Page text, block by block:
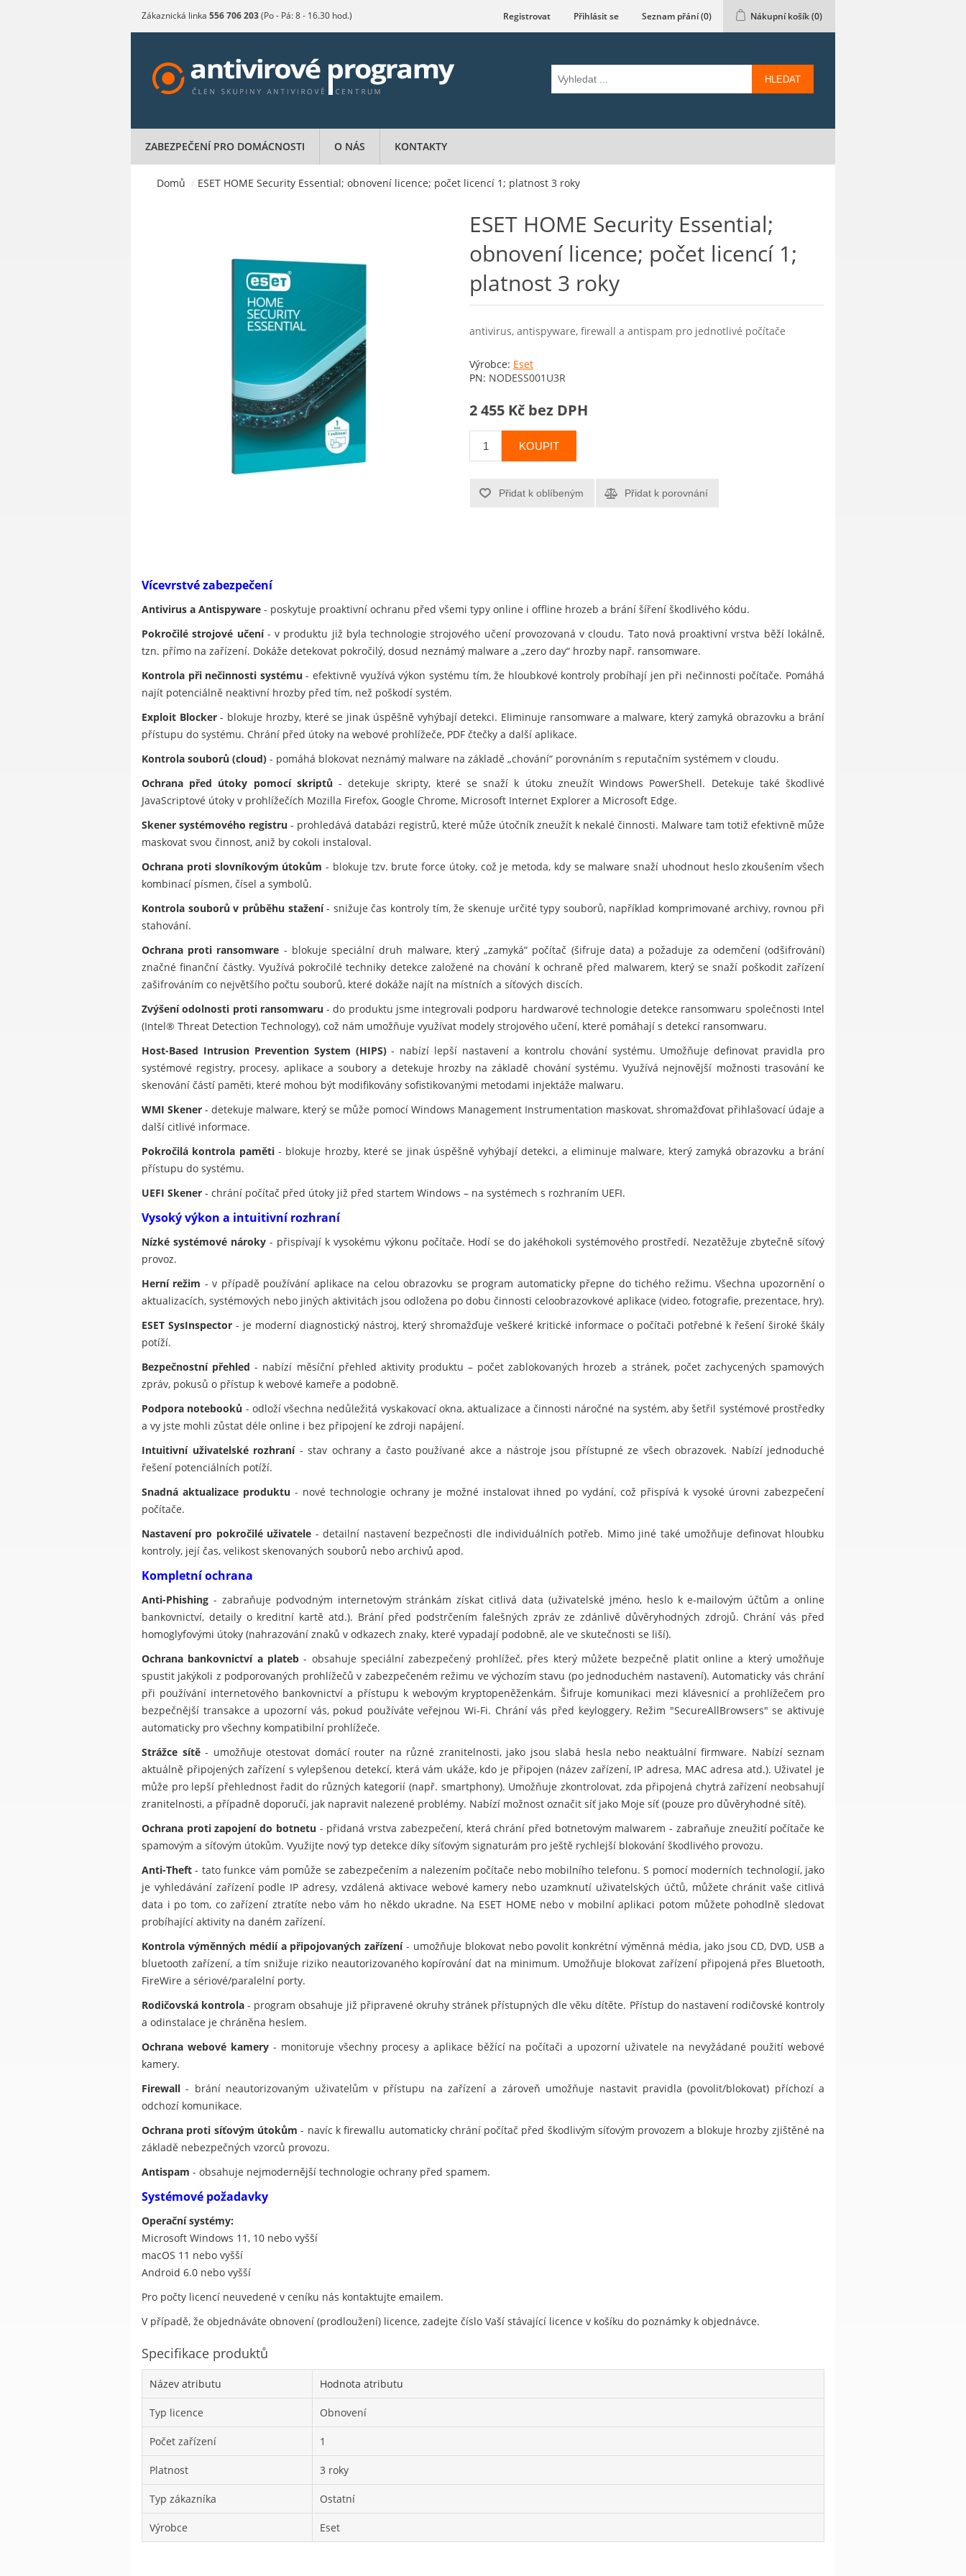
Zákaznická linka 556 706 203(Po - Pá: 8 - 16.30 hod.) Registrovat Přihlásit se Seznam přání(0) Nákupní košík(0)
HLEDAT
ZABEZPEČENÍ PRO DOMÁCNOSTI O NÁS KONTAKTY
Domů / ESET HOME Security Essential; obnovení licence; počet licencí 1; platnost 3 roky
ESET HOME Security Essential;
obnovení licence; počet licencí 1;
platnost 3 roky
antivirus, antispyware, firewall a antispam pro jednotlivé počítače
Výrobce: Eset
PN: NODESS001U3R
2 455 Kč bez DPH
KOUPIT
Přidat k oblíbeným Přidat k porovnání
Vícevrstvé zabezpečení
Antivirus a Antispyware - poskytuje proaktivní ochranu před všemi typy online i offline hrozeb a brání šíření škodlivého kódu.
Pokročilé strojové učení- v produktu již byla technologie strojového učení provozovaná v cloudu. Tato nová proaktivní vrstva běží lokálně,
tzn. přímo na zařízení. Dokáže detekovat pokročilý, dosud neznámý malware a „zero day“ hrozby např. ransomware.
Kontrola při nečinnosti systému - efektivně využívá výkon systému tím, že hloubkové kontroly probíhají jen při nečinnosti počítače. Pomáhá
najít potenciálně neaktivní hrozby před tím, než poškodí systém.
Exploit Blocker- blokuje hrozby, které se jinak úspěšně vyhýbají detekci. Eliminuje ransomware a malware, který zamyká obrazovku a brání
přístupu do systému. Chrání před útoky na webové prohlížeče, PDF čtečky a další aplikace.
Kontrola souborů (cloud) - pomáhá blokovat neznámý malware na základě „chování“ porovnáním s reputačním systémem v cloudu.
Ochrana před útoky pomocí skriptů - detekuje skripty, které se snaží k útoku zneužít Windows PowerShell. Detekuje také škodlivé
JavaScriptové útoky v prohlížečích Mozilla Firefox, Google Chrome, Microsoft Internet Explorer a Microsoft Edge.
Skener systémového registru - prohledává databázi registrů, které může útočník zneužít k nekalé činnosti. Malware tam totiž efektivně může
maskovat svou činnost, aniž by cokoli instaloval.
Ochrana proti slovníkovým útokům - blokuje tzv. brute force útoky, což je metoda, kdy se malware snaží uhodnout heslo zkoušením všech
kombinací písmen, čísel a symbolů.
Kontrola souborů v průběhu stažení- snižuje čas kontroly tím, že skenuje určité typy souborů, například komprimované archivy, rovnou při
stahování.
Ochrana proti ransomware - blokuje speciální druh malware, který „zamyká“ počítač (šifruje data) a požaduje za odemčení (odšifrování)
značné finanční částky. Využívá pokročilé techniky detekce založené na chování k ochraně před malwarem, který se snaží poškodit zařízení
zašifrováním co největšího počtu souborů, které dokáže najít na místních a síťových discích.
Zvýšení odolnosti proti ransomwaru - do produktu jsme integrovali podporu hardwarové technologie detekce ransomwaru společnosti Intel
(Intel® Threat Detection Technology), což nám umožňuje využívat modely strojového učení, které pomáhají s detekcí ransomwaru.
Host-Based Intrusion Prevention System (HIPS)- nabízí lepší nastavení a kontrolu chování systému. Umožňuje definovat pravidla pro
systémové registry, procesy, aplikace a soubory a detekuje hrozby na základě chování systému. Využívá nejnovější možnosti trasování ke
skenování částí paměti, které mohou být modifikovány sofistikovanými metodami injektáže malwaru.
WMI Skener - detekuje malware, který se může pomocí Windows Management Instrumentation maskovat, shromažďovat přihlašovací údaje a
další citlivé informace.
Pokročilá kontrola paměti- blokuje hrozby, které se jinak úspěšně vyhýbají detekci, a eliminuje malware, který zamyká obrazovku a brání
přístupu do systému.
UEFI Skener - chrání počítač před útoky již před startem Windows – na systémech s rozhraním UEFI.
Vysoký výkon a intuitivní rozhraní
Nízké systémové nároky- přispívají k vysokému výkonu počítače. Hodí se do jakéhokoli systémového prostředí. Nezatěžuje zbytečně síťový
provoz.
Herní režim - v případě používání aplikace na celou obrazovku se program automaticky přepne do tichého režimu. Všechna upozornění o
aktualizacích, systémových nebo jiných aktivitách jsou odložena po dobu činnosti celoobrazovkové aplikace (video, fotografie, prezentace, hry).
ESET SysInspector - je moderní diagnostický nástroj, který shromažďuje veškeré kritické informace o počítači potřebné k řešení široké škály
potíží.
Bezpečnostní přehled - nabízí měsíční přehled aktivity produktu – počet zablokovaných hrozeb a stránek, počet zachycených spamových
zpráv, pokusů o přístup k webové kameře a podobně.
Podpora notebooků - odloží všechna nedůležitá vyskakovací okna, aktualizace a činnosti náročné na systém, aby šetřil systémové prostředky
a vy jste mohli zůstat déle online i bez připojení ke zdroji napájení.
Intuitivní uživatelské rozhraní- stav ochrany a často používané akce a nástroje jsou přístupné ze všech obrazovek. Nabízí jednoduché
řešení potenciálních potíží.
Snadná aktualizace produktu - nové technologie ochrany je možné instalovat ihned po vydání, což přispívá k vysoké úrovni zabezpečení
počítače.
Nastavení pro pokročilé uživatele - detailní nastavení bezpečnosti dle individuálních potřeb. Mimo jiné také umožňuje definovat hloubku
kontroly, její čas, velikost skenovaných souborů nebo archivů apod.
Kompletní ochrana
Anti-Phishing - zabraňuje podvodným internetovým stránkám získat citlivá data (uživatelské jméno, heslo k e-mailovým účtům a online
bankovnictví, detaily o kreditní kartě atd.). Brání před podstrčením falešných zpráv ze zdánlivě důvěryhodných zdrojů. Chrání vás před
homoglyfovými útoky (nahrazování znaků v odkazech znaky, které vypadají podobně, ale ve skutečnosti se liší).
Ochrana bankovnictví a plateb - obsahuje speciální zabezpečený prohlížeč, přes který můžete bezpečně platit online a který umožňuje
spustit jakýkoli z podporovaných prohlížečů v zabezpečeném režimu ve výchozím stavu (po jednoduchém nastavení). Automaticky vás chrání
při používání internetového bankovnictví a přístupu k webovým kryptopeněženkám. Šifruje komunikaci mezi klávesnicí a prohlížečem pro
bezpečnější transakce a upozorní vás, pokud používáte veřejnou Wi-Fi. Chrání vás před keyloggery. Režim "SecureAllBrowsers" se aktivuje
automaticky pro všechny kompatibilní prohlížeče.
Strážce sítě- umožňuje otestovat domácí router na různé zranitelnosti, jako jsou slabá hesla nebo neaktuální firmware. Nabízí seznam
aktuálně připojených zařízení s vylepšenou detekcí, která vám ukáže, kdo je připojen (název zařízení, IP adresa, MAC adresa atd.). Uživatel je
může pro lepší přehlednost řadit do různých kategorií (např. smartphony). Umožňuje zkontrolovat, zda připojená chytrá zařízení neobsahují
zranitelnosti, a případně doporučí, jak napravit nalezené problémy. Nabízí možnost označit síť jako Moje síť (pouze pro důvěryhodné sítě).
Ochrana proti zapojení do botnetu - přidaná vrstva zabezpečení, která chrání před botnetovým malwarem - zabraňuje zneužití počítače ke
spamovým a síťovým útokům. Využijte nový typ detekce díky síťovým signaturám pro ještě rychlejší blokování škodlivého provozu.
Anti-Theft - tato funkce vám pomůže se zabezpečením a nalezením počítače nebo mobilního telefonu. S pomocí moderních technologií, jako
je vyhledávání zařízení podle IP adresy, vzdálená aktivace webové kamery nebo uzamknutí uživatelských účtů, můžete chránit vaše citlivá
data i po tom, co zařízení ztratíte nebo vám ho někdo ukradne. Na ESET HOME nebo v mobilní aplikaci potom můžete pohodlně sledovat
probíhající aktivity na daném zařízení.
Kontrola výměnných médií a připojovaných zařízení- umožňuje blokovat nebo povolit konkrétní výměnná média, jako jsou CD, DVD, USB a
bluetooth zařízení, a tím snižuje riziko neautorizovaného kopírování dat na minimum. Umožňuje blokovat zařízení připojená přes Bluetooth,
FireWire a sériové/paralelní porty.
Rodičovská kontrola - program obsahuje již připravené okruhy stránek přístupných dle věku dítěte. Přístup do nastavení rodičovské kontroly
a odinstalace je chráněna heslem.
Ochrana webové kamery- monitoruje všechny procesy a aplikace běžící na počítači a upozorní uživatele na nevyžádané použití webové
kamery.
Firewall - brání neautorizovaným uživatelům v přístupu na zařízení a zároveň umožňuje nastavit pravidla (povolit/blokovat) příchozí a
odchozí komunikace.
Ochrana proti síťovým útokům - navíc k firewallu automaticky chrání počítač před škodlivým síťovým provozem a blokuje hrozby zjištěné na
základě nebezpečných vzorců provozu.
Antispam - obsahuje nejmodernější technologie ochrany před spamem.
Systémové požadavky
Operační systémy:
Microsoft Windows 11, 10 nebo vyšší
macOS 11 nebo vyšší
Android 6.0 nebo vyšší
Pro počty licencí neuvedené v ceníku nás kontaktujte emailem.
V případě, že objednáváte obnovení (prodloužení) licence, zadejte číslo Vaší stávající licence v košíku do poznámky k objednávce.
Specifikace produktů
Název atributu Hodnota atributu
Typ licence Obnovení
Počet zařízení 1
Platnost 3 roky
Typ zákazníka Ostatní
Výrobce Eset